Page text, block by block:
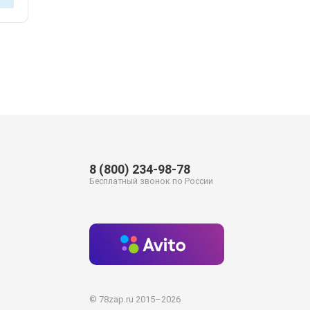
8 (800) 234-98-78
Бесплатный звонок по России
© 78zap.ru 2015–2026